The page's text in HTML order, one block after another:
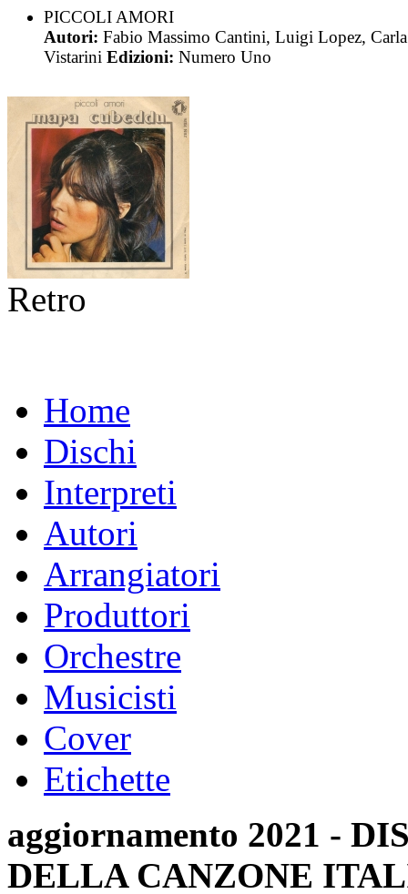
PICCOLI AMORI
Autori: Fabio Massimo Cantini, Luigi Lopez, Carla
Vistarini Edizioni: Numero Uno
Retro
Home
Dischi
Interpreti
Autori
Arrangiatori
Produttori
Orchestre
Musicisti
Cover
Etichette
aggiornamento 2021 -
DELLA CANZONE